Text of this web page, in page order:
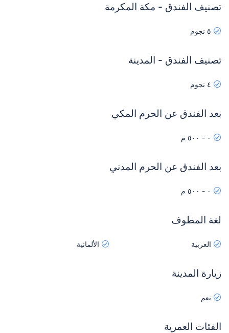
تصنيف الفندق - مكة المكرمة
تصنيف الفندق - المدينة
بعد الفندق عن الحرم المكي
بعد الفندق عن الحرم المدني
لغة المطوف
العربية الألمانية
زيارة المدينة
نعم
الفئات العمرية